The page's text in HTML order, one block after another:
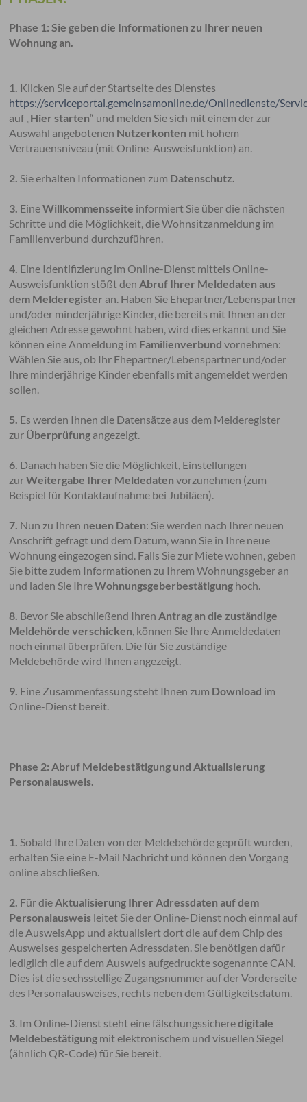
Phase 1: Sie geben die Informationen zu Ihrer neuen
Wohnung an.
1. Klicken Sie auf der Startseite des Dienstes
https://serviceportal.gemeinsamonline.de/Onlinedienste/
auf „ Hier starten“ und melden Sie sich mit einem der zur
Auswahl angebotenen Nutzerkonten mit hohem
Vertrauensniveau (mit Online-Ausweisfunktion) an.
2. Sie erhalten Informationen zum Datenschutz.
3. EineWillkommensseite informiert Sie über die nächsten
Schritte und die Möglichkeit, die Wohnsitzanmeldung im
Familienverbund durchzuführen.
4. Eine Identifizierung im Online-Dienst mittels Online-
Ausweisfunktion stößt den Abruf Ihrer Meldedaten aus
dem Melderegister an. Haben Sie Ehepartner/Lebenspartner
und/oder minderjährige Kinder, die bereits mit Ihnen an der
gleichen Adresse gewohnt haben, wird dies erkannt und Sie
können eine Anmeldung im Familienverbund vornehmen:
Wählen Sie aus, ob Ihr Ehepartner/Lebenspartner und/oder
Ihre minderjährige Kinder ebenfalls mit angemeldet werden
sollen.
5. Es werden Ihnen die Datensätze aus dem Melderegister
zur Überprüfung angezeigt.
6. Danach haben Sie die Möglichkeit, Einstellungen
zurWeitergabe Ihrer Meldedatenvorzunehmen (zum
Beispiel für Kontaktaufnahme bei Jubiläen).
7. Nun zu Ihren neuen Daten: Sie werden nach Ihrer neuen
Anschrift gefragt und dem Datum, wann Sie in Ihre neue
Wohnung eingezogen sind. Falls Sie zur Miete wohnen, geben
Sie bitte zudem Informationen zu Ihrem Wohnungsgeber an
und laden Sie IhreWohnungsgeberbestätigung hoch.​
8. Bevor Sie abschließend Ihren Antrag an die zuständige
Meldehörde verschicken , können Sie Ihre Anmeldedaten
noch einmal überprüfen. Die für Sie zuständige
Meldebehörde wird Ihnen angezeigt. ​
9. Eine Zusammenfassung steht Ihnen zum Download im
Online-Dienst bereit.​
Phase 2: ​Abruf Meldebestätigung und Aktualisierung
Personalausweis.
1. Sobald Ihre Daten von der Meldebehörde geprüft wurden,
erhalten Sie eine E-Mail Nachricht und können den Vorgang
online abschließen.
2. Für die Aktualisierung Ihrer Adressdaten auf dem
Personalausweis leitet Sie der Online-Dienst noch einmal auf
die AusweisApp und aktualisiert dort die auf dem Chip des
Ausweises gespeicherten Adressdaten.​ Sie benötigen dafür
lediglich die auf dem Ausweis aufgedruckte sogenannte CAN.
Dies ist die sechsstellige Zugangsnummer auf der Vorderseite
des Personalausweises, rechts neben dem Gültigkeitsdatum.
3 . Im Online-Dienst steht eine fälschungssicheredigitale
Meldebestätigung mit elektronischem und visuellen Siegel
(ähnlich QR-Code) für Sie bereit.